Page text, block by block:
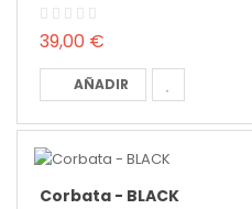
39,00 €
AÑADIR
Corbata - BLACK